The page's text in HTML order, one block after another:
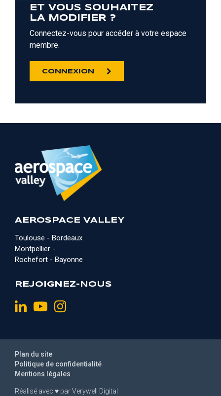
ET VOUS SOUHAITEZ
LA MODIFIER ?
Connectez-vous pour accéder à votre espace
membre.
CONNEXION
AEROSPACE VALLEY
Toulouse - Bordeaux
Montpellier -
Rochefort - Bayonne
REJOIGNEZ-NOUS
Réalisé avec ♥ parVerywell Digital
Mentions légales
Politique de confidentialité
Plan du site